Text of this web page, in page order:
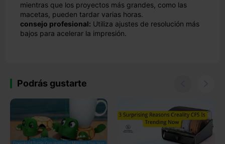
mientras que los proyectos más grandes, como las
macetas, pueden tardar varias horas.
consejo profesional: Utiliza ajustes de resolución más
bajos para acelerar la impresión.
Podrás gustarte